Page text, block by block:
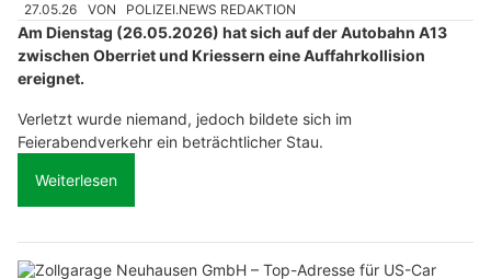
27.05.26 VON POLIZEI.NEWS REDAKTION
Am Dienstag (26.05.2026) hat sich auf der Autobahn A13
zwischen Oberriet und Kriessern eine Auffahrkollision
ereignet.
Verletzt wurde niemand, jedoch bildete sich im
Feierabendverkehr ein beträchtlicher Stau.
Weiterlesen